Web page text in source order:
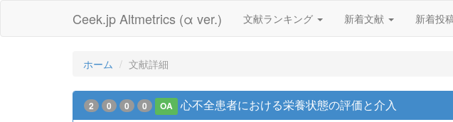
Ceek.jp Altmetrics (α ver.) 文献ランキング 新着文献 新着投
ホーム 文献詳細
2 0 0 0 OA 心不全患者における栄養状態の評価と介入